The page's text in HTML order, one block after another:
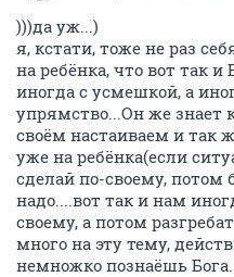
)))да уж...)
я, кстати, тоже не раз
на ребёнка, что вот так
иногда с усмешкой, а
упрямство...Он же знает
своём настаиваем и так
уже на ребёнка(если
сделай по-своему, потом
надо....вот так и нам
своему, а потом
много на эту тему,
немножко познаёшь Бога.